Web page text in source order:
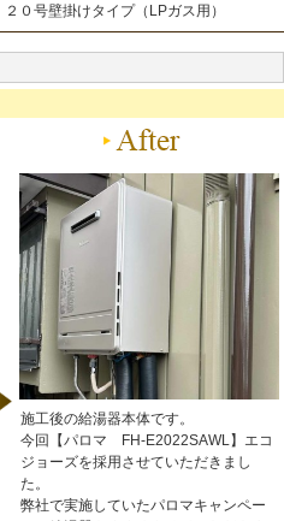
０号壁掛けタイプ（LPガス用）
施工後の給湯器本体です。
今回【パロマ FH‐E2022SAWL】エコ
ジョーズを採用させていただきまし
た。
弊社で実施していたパロマキャンペー